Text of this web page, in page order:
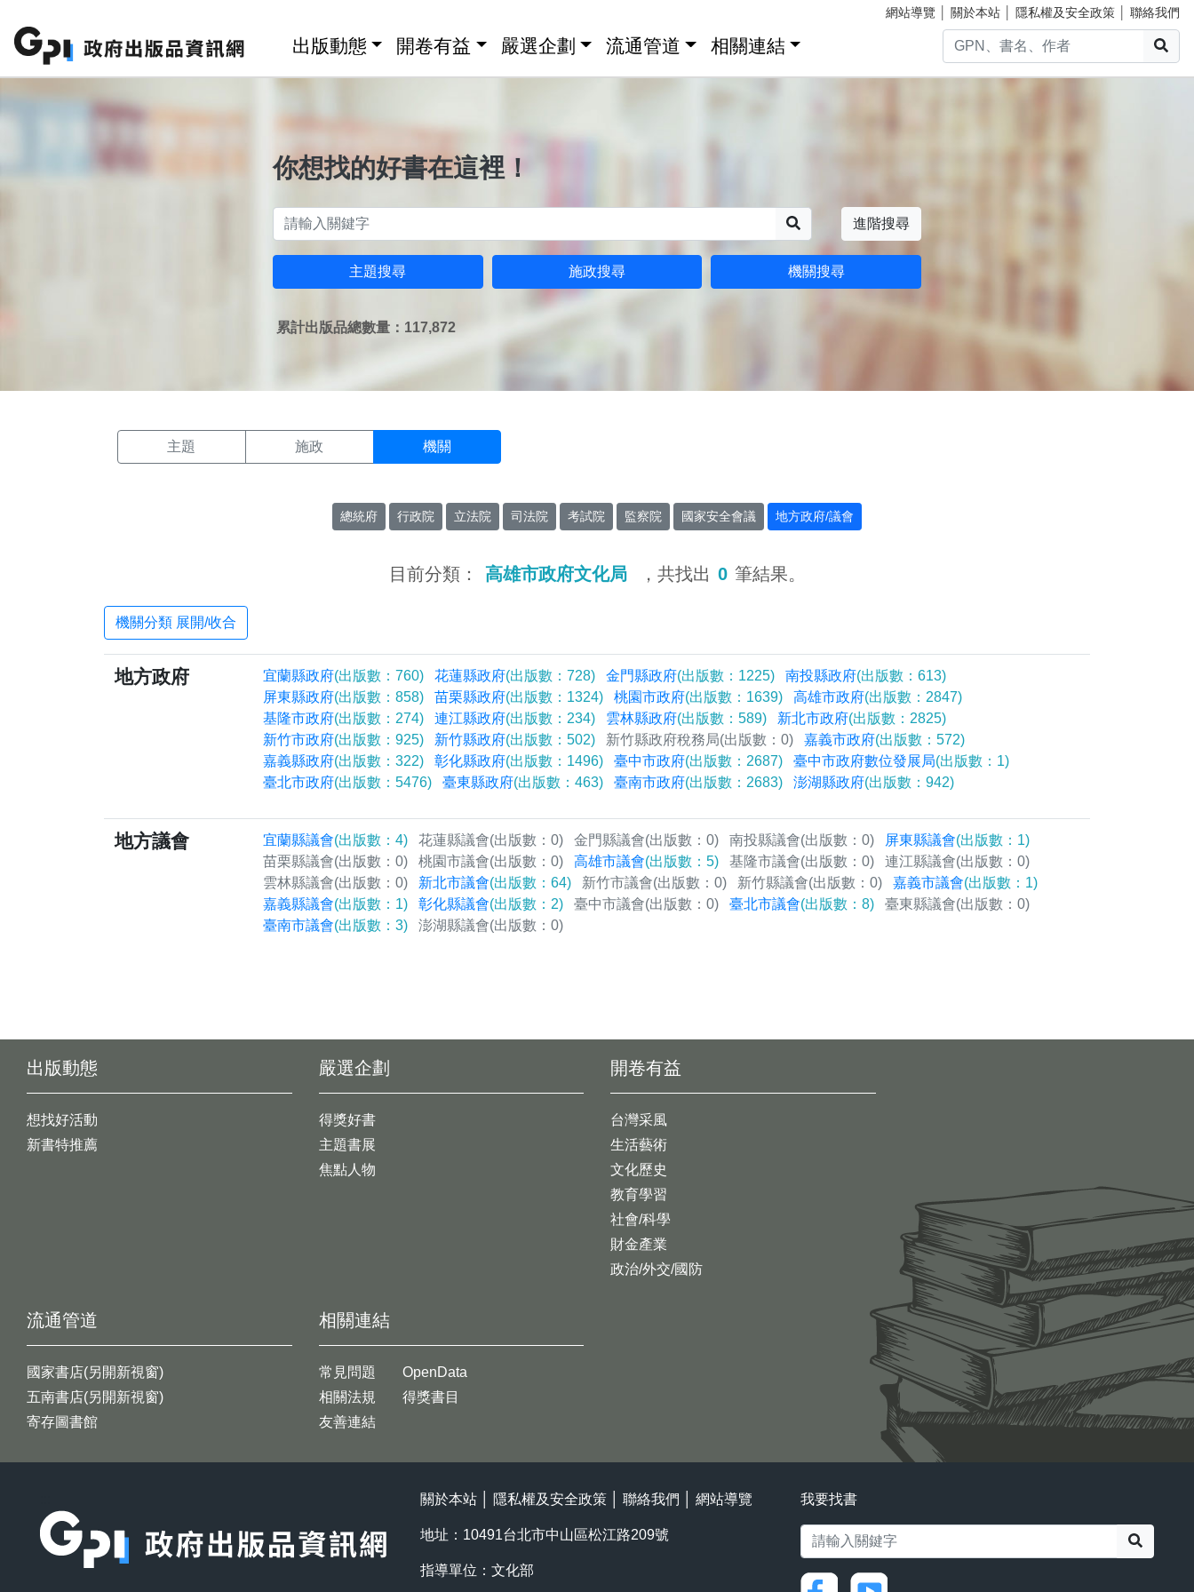
網站導覽 關於本站 隱私權及安全政策 聯絡我們
出版動態 開卷有益 嚴選企劃 流通管道 相關連結
你想找的好書在這裡！
進階搜尋
主題搜尋 施政搜尋 機關搜尋
累計出版品總數量：117,872
主題 施政 機關
總統府 行政院 立法院 司法院 考試院 監察院 國家安全會議 地方政府/議會
目前分類： 高雄市政府文化局 ，共找出 0 筆結果。
機關分類 展開/收合
地方政府 宜蘭縣政府(出版數：760) 花蓮縣政府(出版數：728) 金門縣政府(出版數：1225) 南投縣政府(出版數：613)
屏東縣政府(出版數：858) 苗栗縣政府(出版數：1324) 桃園市政府(出版數：1639) 高雄市政府(出版數：2847)
基隆市政府(出版數：274) 連江縣政府(出版數：234) 雲林縣政府(出版數：589) 新北市政府(出版數：2825)
新竹市政府(出版數：925) 新竹縣政府(出版數：502) 新竹縣政府稅務局(出版數：0) 嘉義市政府(出版數：572)
嘉義縣政府(出版數：322) 彰化縣政府(出版數：1496) 臺中市政府(出版數：2687) 臺中市政府數位發展局(出版數：1)
臺北市政府(出版數：5476) 臺東縣政府(出版數：463) 臺南市政府(出版數：2683) 澎湖縣政府(出版數：942)
地方議會 宜蘭縣議會(出版數：4) 花蓮縣議會(出版數：0) 金門縣議會(出版數：0) 南投縣議會(出版數：0) 屏東縣議會(出版數：1)
苗栗縣議會(出版數：0) 桃園市議會(出版數：0) 高雄市議會(出版數：5) 基隆市議會(出版數：0) 連江縣議會(出版數：0)
雲林縣議會(出版數：0) 新北市議會(出版數：64) 新竹市議會(出版數：0) 新竹縣議會(出版數：0) 嘉義市議會(出版數：1)
嘉義縣議會(出版數：1) 彰化縣議會(出版數：2) 臺中市議會(出版數：0) 臺北市議會(出版數：8) 臺東縣議會(出版數：0)
臺南市議會(出版數：3) 澎湖縣議會(出版數：0)
出版動態
想找好活動
新書特推薦
開卷有益
台灣采風
生活藝術
文化歷史
教育學習
社會/科學
財金產業
政治/外交/國防
嚴選企劃
得獎好書
主題書展
焦點人物
流通管道
國家書店(另開新視窗)
五南書店(另開新視窗)
寄存圖書館
相關連結
常見問題
相關法規
友善連結
OpenData
得獎書目
關於本站 隱私權及安全政策 聯絡我們 網站導覽
地址：10491台北市中山區松江路209號
指導單位：文化部
我要找書